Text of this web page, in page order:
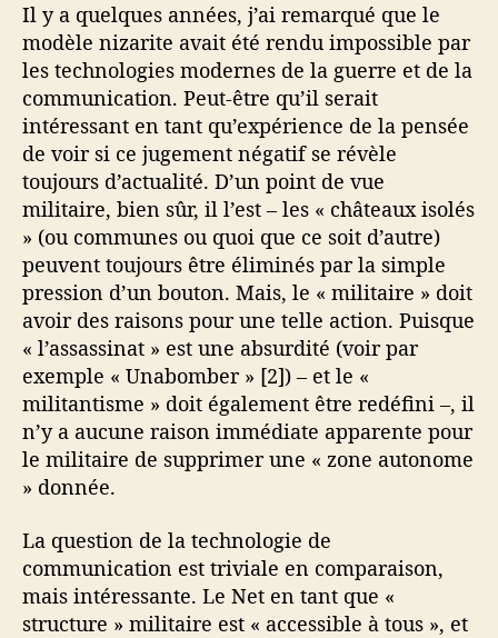
Il y a quelques années, j’ai remarqué que le
modèle nizarite avait été rendu impossible par
les technologies modernes de la guerre et de la
communication. Peut-être qu’il serait
intéressant en tant qu’expérience de la pensée
de voir si ce jugement négatif se révèle
toujours d’actualité. D’un point de vue
militaire, bien sûr, il l’est – les « châteaux isolés
» (ou communes ou quoi que ce soit d’autre)
peuvent toujours être éliminés par la simple
pression d’un bouton. Mais, le « militaire » doit
avoir des raisons pour une telle action. Puisque
« l’assassinat » est une absurdité (voir par
exemple « Unabomber » [2]) – et le «
militantisme » doit également être redéfini –, il
n’y a aucune raison immédiate apparente pour
le militaire de supprimer une « zone autonome
» donnée.
La question de la technologie de
communication est triviale en comparaison,
mais intéressante. Le Net en tant que «
structure » militaire est « accessible à tous », et